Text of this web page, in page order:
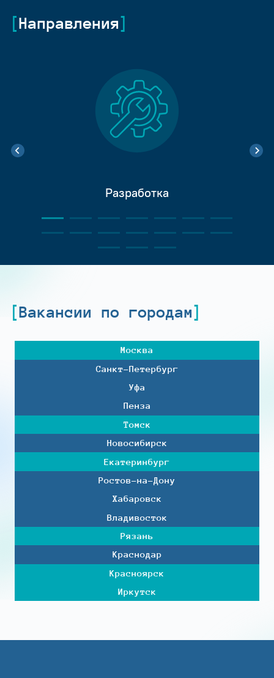
Направления
Разработка
Вакансии по городам
Москва
Санкт-Петербург
Уфа
Пенза
Томск
Новосибирск
Екатеринбург
Ростов-на-Дону
Хабаровск
Владивосток
Рязань
Краснодар
Красноярск
Иркутск